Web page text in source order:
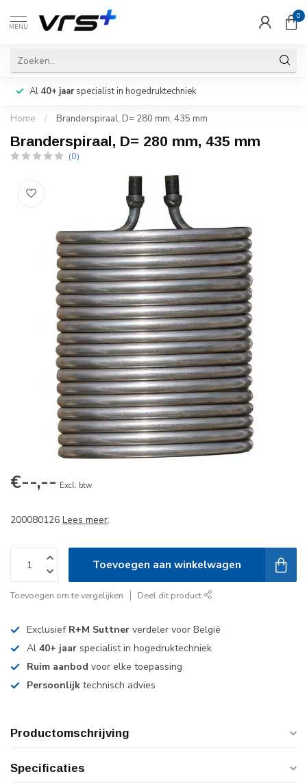
MENU
0
Al 40+ jaarspecialist in hogedruktechniek
Home / Branderspiraal, D= 280 mm, 435 mm
Branderspiraal, D= 280 mm, 435 mm
(0)
€--,-- Excl. btw
200080126 Lees meer.
Toevoegen aan winkelwagen
Toevoegen om te vergelijken Deel dit product
Exclusief R+M Suttner verdeler voor België
Al 40+ jaar specialist in hogedruktechniek
Ruim aanbod voor elke toepassing
Persoonlijk technisch advies
Productomschrijving
Specificaties